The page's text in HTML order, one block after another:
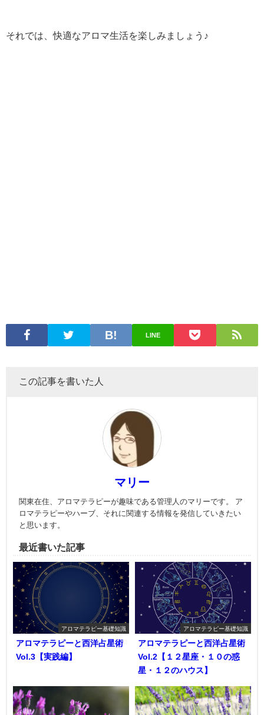
それでは、快適なアロマ生活を楽しみましょう♪
LINE
この記事を書いた人
マリー
関東在住、アロマテラピーが趣味である管理人のマリーです。 ア
ロマテラピーやハーブ、それに関連する情報を発信していきたい
と思います。
最近書いた記事
アロマテラピー基礎知識
アロマテラピーと西洋占星術
Vol.3【実践編】
アロマテラピー基礎知識
アロマテラピーと西洋占星術
Vol.2【１２星座・１０の惑
星・１２のハウス】